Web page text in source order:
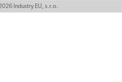
Industry EU, s.r.o.